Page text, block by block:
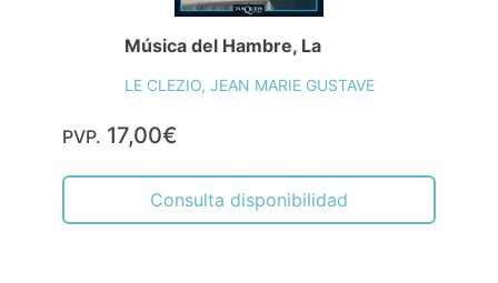
Música del Hambre, La
LE CLEZIO, JEAN MARIE GUSTAVE
PVP. 17,00€
Consulta disponibilidad